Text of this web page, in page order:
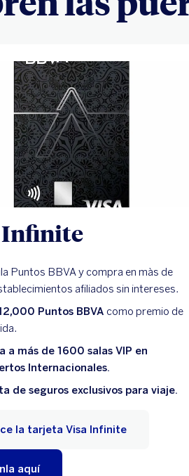
Infinite
Puntos BBVA y compra en màs de
afiliados sin intereses.
Puntos BBVA como premio de
a más de 1600 salas VIP en
Internacionales.
de seguros exclusivos para viaje.
aquí
la tarjeta Visa Infinite